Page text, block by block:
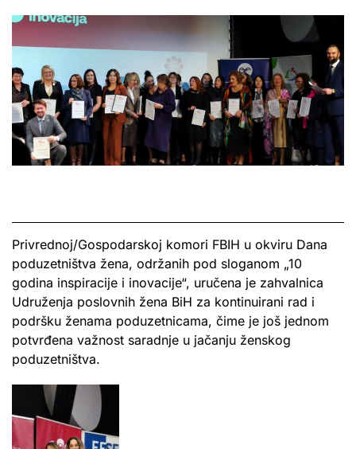
Privrednoj/Gospodarskoj komori FBIH u okviru Dana
poduzetništva žena, održanih pod sloganom „10
godina inspiracije i inovacije“, uručena je zahvalnica
Udruženja poslovnih žena BiH za kontinuirani rad i
podršku ženama poduzetnicama, čime je još jednom
potvrđena važnost saradnje u jačanju ženskog
poduzetništva.